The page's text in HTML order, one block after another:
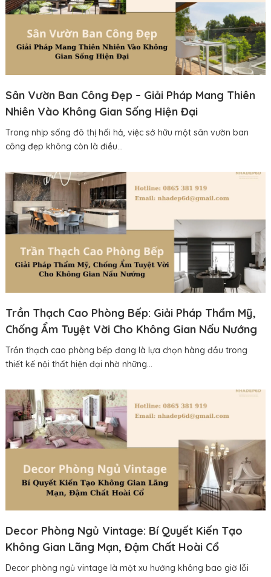
Sân Vườn Ban Công Đẹp – Giải Pháp Mang Thiên
Nhiên Vào Không Gian Sống Hiện Đại
Trong nhịp sống đô thị hối hả, việc sở hữu một sân vườn ban
công đẹp không còn là điều...
Trần Thạch Cao Phòng Bếp: Giải Pháp Thẩm Mỹ,
Chống Ẩm Tuyệt Vời Cho Không Gian Nấu Nướng
Trần thạch cao phòng bếp đang là lựa chọn hàng đầu trong
thiết kế nội thất hiện đại nhờ những...
Decor Phòng Ngủ Vintage: Bí Quyết Kiến Tạo
Không Gian Lãng Mạn, Đậm Chất Hoài Cổ
Decor phòng ngủ vintage là một xu hướng không bao giờ lỗi